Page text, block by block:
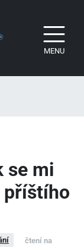
MENU
se mi
příštího
čtení na